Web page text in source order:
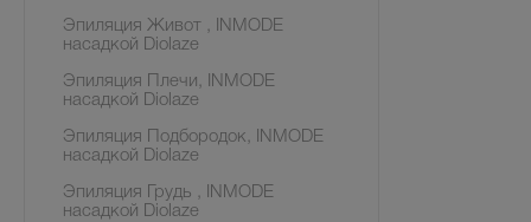
Эпиляция Живот , INMODE
насадкой Diolaze
Эпиляция Плечи, INMODE
насадкой Diolaze
Эпиляция Подбородок, INMODE
насадкой Diolaze
Эпиляция Грудь , INMODE
насадкой Diolaze